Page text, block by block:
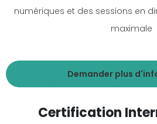
numériques et des sessions en
maximale
Demander plus
Certification